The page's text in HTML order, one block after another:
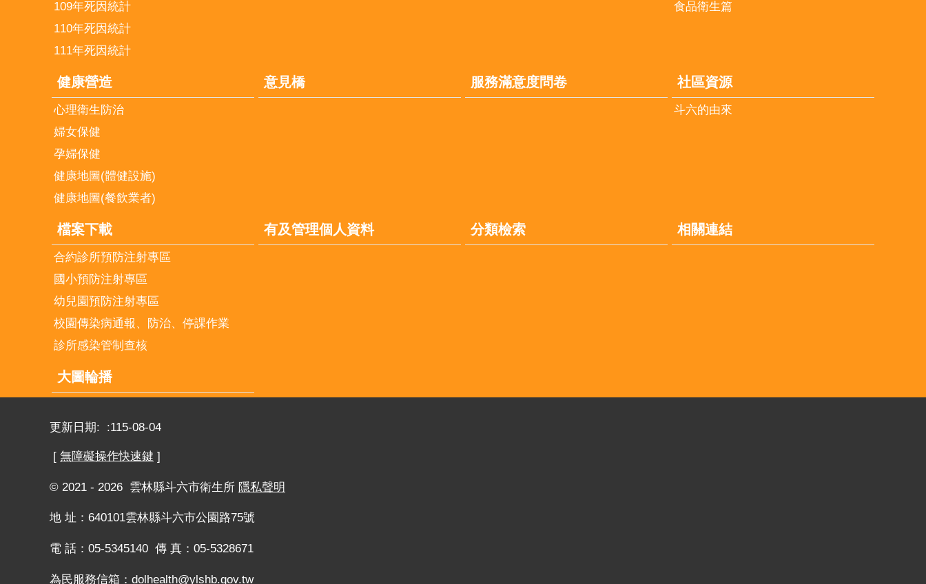
109年死因統計
110年死因統計
111年死因統計
食品衛生篇
健康營造
心理衛生防治
婦女保健
孕婦保健
健康地圖(體健設施)
健康地圖(餐飲業者)
意見橋 服務滿意度問卷 社區資源
斗六的由來
檔案下載
合約診所預防注射專區
國小預防注射專區
幼兒園預防注射專區
校園傳染病通報、防治、停課作業
診所感染管制查核
有及管理個人資料 分類檢索 相關連結
大圖輪播
更新日期: 115-08-04
[ 無障礙操作快速鍵 ]
© 2021 - 2026 雲林縣斗六市衛生所 隱私聲明
地 址：640101雲林縣斗六市公園路75號
電 話：05-5345140 傳 真：05-5328671
為民服務信箱： dolhealth@ylshb.gov.tw